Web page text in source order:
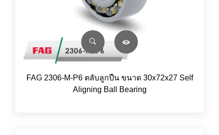
FAG 2306-M-P6 ตลับลูกปืน ขนาด 30x72x27 Self
Aligning Ball Bearing